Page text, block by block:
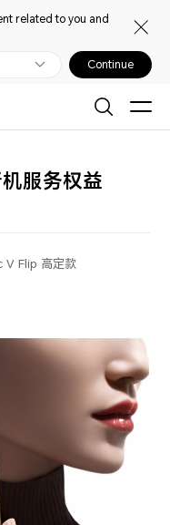
related to you and
Continue
服务权益
V Flip 高定款